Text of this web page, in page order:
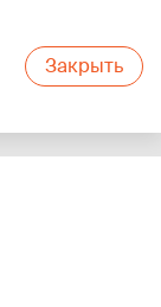
Закрыть